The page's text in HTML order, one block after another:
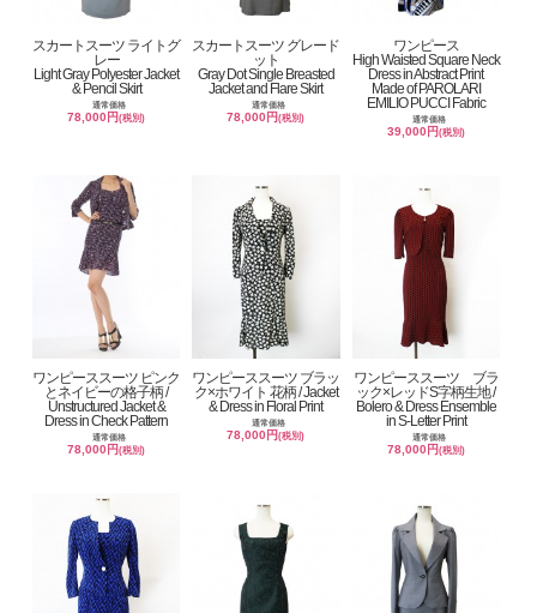
スカートスーツ ライトグ
レー
Light Gray Polyester Jacket
& Pencil Skirt
通常価格
78,000円(税別)
スカートスーツ グレード
ット
Gray Dot Single Breasted
Jacket and Flare Skirt
通常価格
78,000円(税別)
ワンピース
High Waisted Square Neck
Dress in Abstract Print
Made of PAROLARI
EMILIO PUCCI Fabric
通常価格
39,000円 (税別)
ワンピーススーツ ピンク
とネイビーの格子柄 /
Unstructured Jacket &
Dress in Check Pattern
通常価格
78,000円(税別)
ワンピーススーツ ブラッ
ク×ホワイト 花柄 / Jacket
& Dress in Floral Print
通常価格
78,000円(税別)
ワンピーススーツ ブラ
ック×レッドS字柄生地 /
Bolero & Dress Ensemble
in S-Letter Print
通常価格
78,000円 (税別)